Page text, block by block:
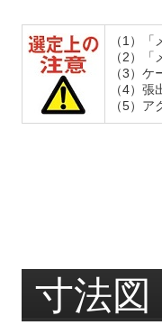
（1）
（2）
（3）
（4）
（5）
寸法図